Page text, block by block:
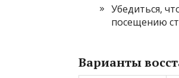
Убедиться,
посещению
Варианты